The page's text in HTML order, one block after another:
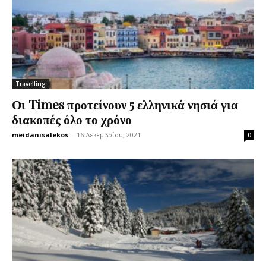
Travelling
Οι Times προτείνουν 5 ελληνικά νησιά για
διακοπές όλο το χρόνο
meidanisalekos - 16 Δεκεμβρίου, 2021 0